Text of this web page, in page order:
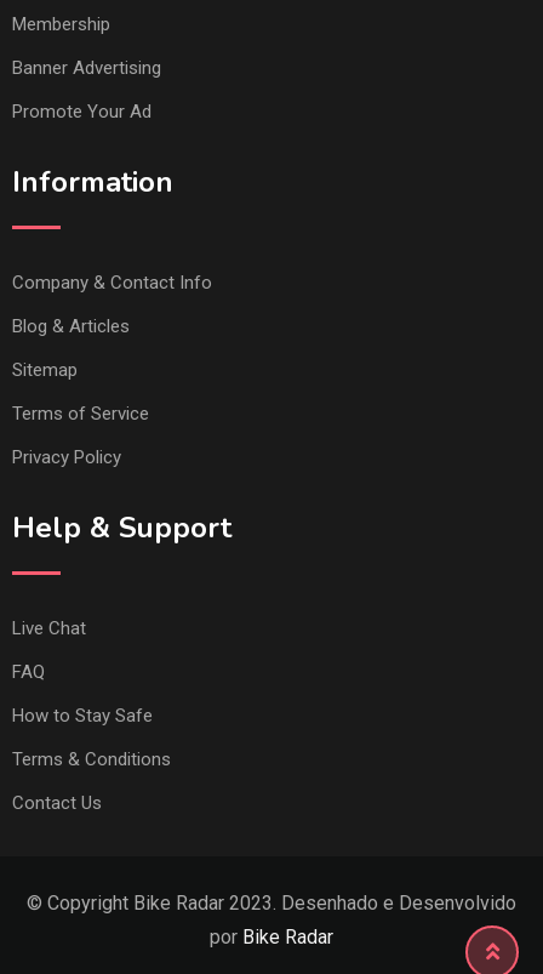
Membership
Banner Advertising
Promote Your Ad
Information
Company & Contact Info
Blog & Articles
Sitemap
Terms of Service
Privacy Policy
Help & Support
Live Chat
FAQ
How to Stay Safe
Terms & Conditions
Contact Us
© Copyright Bike Radar 2023. Desenhado e Desenvolvido
por Bike Radar